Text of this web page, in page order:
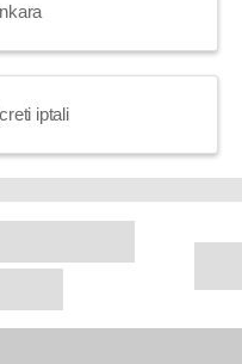
iptali